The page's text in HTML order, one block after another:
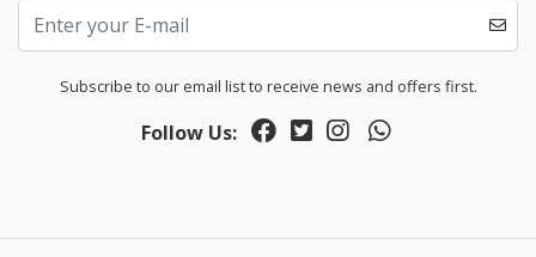
Subscribe to our email list to receive news and offers first.
Follow Us: